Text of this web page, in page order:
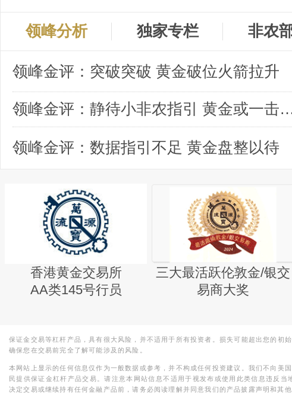
领峰分析 独家专栏 非农
领峰金评：突破突破 黄金破位火箭拉升
领峰金评：静待小非农指引
领峰金评：数据指引不足 黄金盘整以待
香港黄金交易所
AA类145号行员
三大最活跃伦敦金/银交
易商大奖
保证金交易等杠杆产品，具有很大风险，并不适用于所有投资者。损失可能超出您的初
确保您在交易前完全了解可能涉及的风险。
本网站上显示的任何信息仅作为一般数据或参考，并不构成任何投资建议。我们不向美
民提供保证金杠杆产品交易。请注意本网站信息不适用于视发布或使用此类信息违反
决定交易或继续持有任何金融产品前，请务必阅读理解并同意我们的产品披露声明和其他